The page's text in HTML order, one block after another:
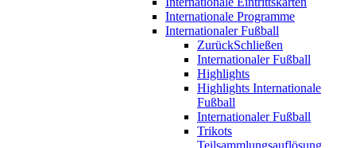
Internationale Programme
Internationaler Fußball
ZurückSchließen
Internationaler Fußball
Highlights
Highlights Internationale
Fußball
Internationaler Fußball
Trikots
Teilsammlungsauflösung